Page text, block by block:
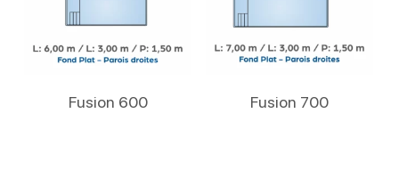
Fusion 600 Fusion 700